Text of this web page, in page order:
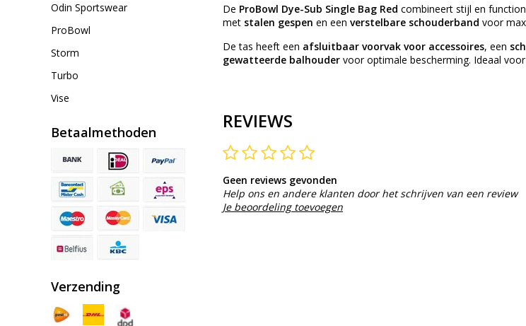
Odin Sportswear
ProBowl
Storm
Turbo
Vise
Betaalmethoden
Verzending
De ProBowl Dye-Sub Single Bag Red combineert stijl en
met stalen gespen en een verstelbare schouderband voor
De tas heeft een afsluitbaar voorvak voor accessoires, een
gewatteerde balhouder voor optimale bescherming. Ideaal
REVIEWS
Geen reviews gevonden
Help ons en andere klanten door het schrijven van een review
Je beoordeling toevoegen